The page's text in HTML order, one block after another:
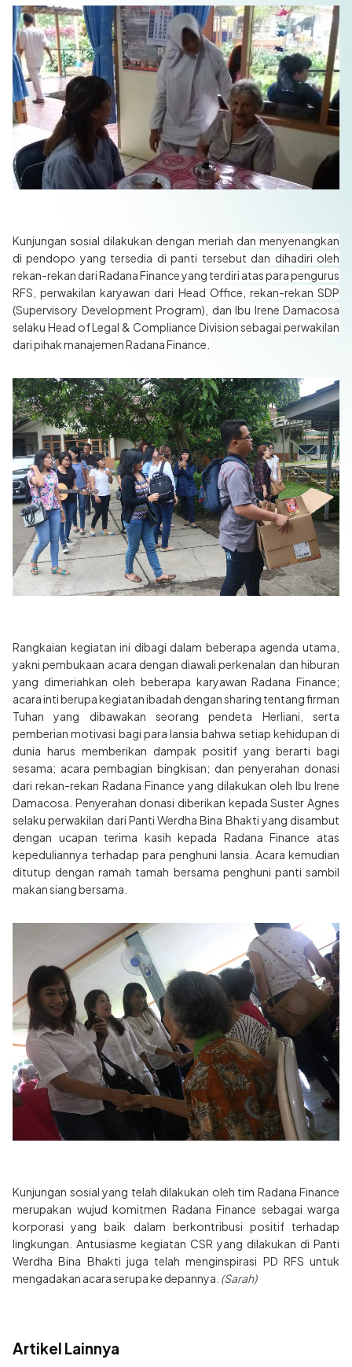
Kunjungan sosial dilakukan dengan meriah dan menyenangkan
di pendopo yang tersedia di panti tersebut dan dihadiri oleh
rekan-rekan dari Radana Finance yang terdiri atas para pengurus
RFS, perwakilan karyawan dari Head Office, rekan-rekan SDP
(Supervisory Development Program), dan Ibu Irene Damacosa
selaku Head of Legal & Compliance Division sebagai perwakilan
dari pihak manajemen Radana Finance.
Rangkaian kegiatan ini dibagi dalam beberapa agenda utama,
yakni pembukaan acara dengan diawali perkenalan dan hiburan
yang dimeriahkan oleh beberapa karyawan Radana Finance;
acara inti berupa kegiatan ibadah dengan sharing tentang firman
Tuhan yang dibawakan seorang pendeta Herliani, serta
pemberian motivasi bagi para lansia bahwa setiap kehidupan di
dunia harus memberikan dampak positif yang berarti bagi
sesama; acara pembagian bingkisan; dan penyerahan donasi
dari rekan-rekan Radana Finance yang dilakukan oleh Ibu Irene
Damacosa. Penyerahan donasi diberikan kepada Suster Agnes
selaku perwakilan dari Panti Werdha Bina Bhakti yang disambut
dengan ucapan terima kasih kepada Radana Finance atas
kepeduliannya terhadap para penghuni lansia. Acara kemudian
ditutup dengan ramah tamah bersama penghuni panti sambil
makan siang bersama.
Kunjungan sosial yang telah dilakukan oleh tim Radana Finance
merupakan wujud komitmen Radana Finance sebagai warga
korporasi yang baik dalam berkontribusi positif terhadap
lingkungan. Antusiasme kegiatan CSR yang dilakukan di Panti
Werdha Bina Bhakti juga telah menginspirasi PD RFS untuk
mengadakan acara serupa ke depannya. (Sarah)
Artikel Lainnya